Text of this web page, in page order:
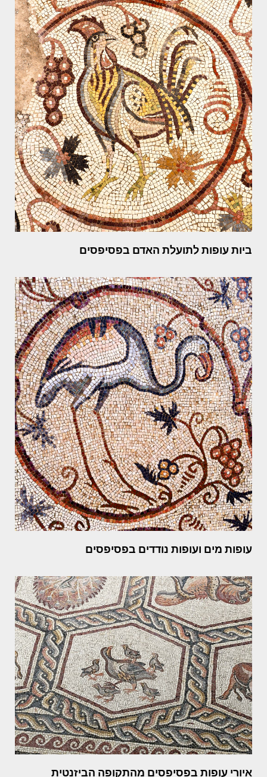
ביות עופות לתועלת האדם בפסיפסים
עופות מים ועופות נודדים בפסיפסים
איורי עופות בפסיפסים מהתקופה הביזנטית